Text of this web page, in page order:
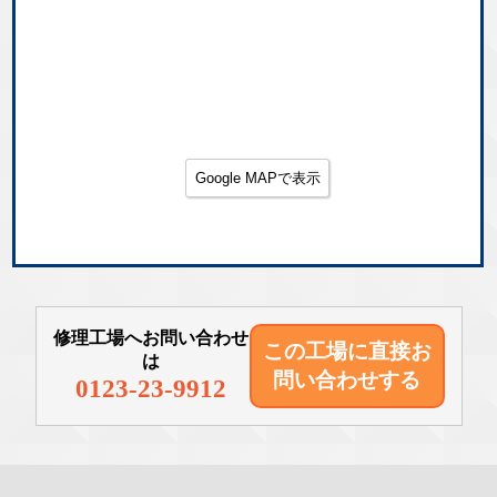
Google MAPで表示
修理工場へお問い合わせ
は
0123-23-9912
この工場に直接お
問い合わせする